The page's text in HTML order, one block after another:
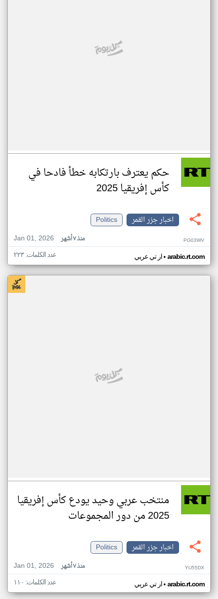
حكم يعترف بارتكابه خطأ فادحا في
كأس إفريقيا 2025
اخبار جزر القمر
Politics
Jan 01, 2026
منذ ٧ أشهر PG03WV
ار تي عربي• arabic.rt.com عدد الكلمات: ٢٢٣
منتخب عربي وحيد يودع كأس إفريقيا
2025 من دور المجموعات
اخبار جزر القمر
Politics
Jan 01, 2026
منذ ٧ أشهر YU55DX
ار تي عربي• arabic.rt.com عدد الكلمات: ١١٠